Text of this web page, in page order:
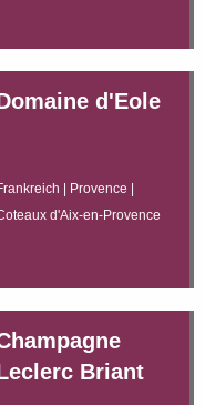
d'Eole
| Provence |
d'Aix-en-Provence
Briant